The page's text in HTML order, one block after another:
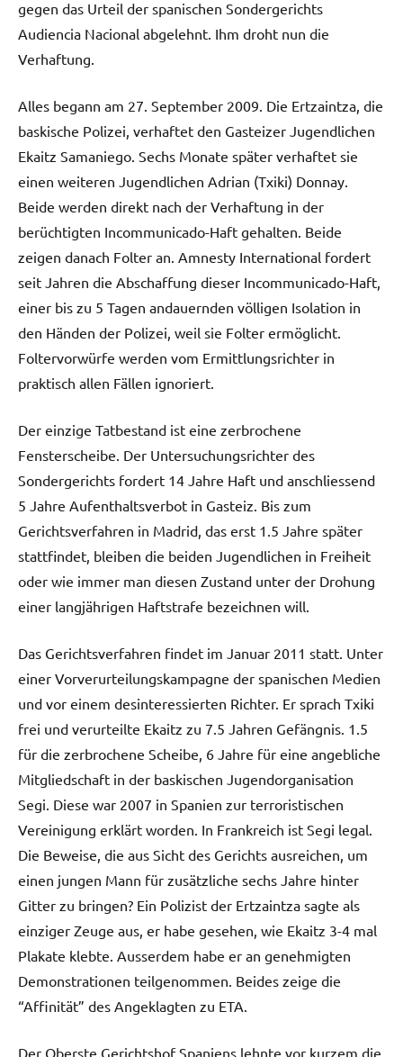
gegen das Urteil der spanischen Sondergerichts
Audiencia Nacional abgelehnt. Ihm droht nun die
Verhaftung.
Alles begann am 27. September 2009. Die Ertzaintza, die
baskische Polizei, verhaftet den Gasteizer Jugendlichen
Ekaitz Samaniego. Sechs Monate später verhaftet sie
einen weiteren Jugendlichen Adrian (Txiki) Donnay.
Beide werden direkt nach der Verhaftung in der
berüchtigten Incommunicado-Haft gehalten. Beide
zeigen danach Folter an. Amnesty International fordert
seit Jahren die Abschaffung dieser Incommunicado-Haft,
einer bis zu 5 Tagen andauernden völligen Isolation in
den Händen der Polizei, weil sie Folter ermöglicht.
Foltervorwürfe werden vom Ermittlungsrichter in
praktisch allen Fällen ignoriert.
Der einzige Tatbestand ist eine zerbrochene
Fensterscheibe. Der Untersuchungsrichter des
Sondergerichts fordert 14 Jahre Haft und anschliessend
5 Jahre Aufenthaltsverbot in Gasteiz. Bis zum
Gerichtsverfahren in Madrid, das erst 1.5 Jahre später
stattfindet, bleiben die beiden Jugendlichen in Freiheit
oder wie immer man diesen Zustand unter der Drohung
einer langjährigen Haftstrafe bezeichnen will.
Das Gerichtsverfahren findet im Januar 2011 statt. Unter
einer Vorverurteilungskampagne der spanischen Medien
und vor einem desinteressierten Richter. Er sprach Txiki
frei und verurteilte Ekaitz zu 7.5 Jahren Gefängnis. 1.5
für die zerbrochene Scheibe, 6 Jahre für eine angebliche
Mitgliedschaft in der baskischen Jugendorganisation
Segi. Diese war 2007 in Spanien zur terroristischen
Vereinigung erklärt worden. In Frankreich ist Segi legal.
Die Beweise, die aus Sicht des Gerichts ausreichen, um
einen jungen Mann für zusätzliche sechs Jahre hinter
Gitter zu bringen? Ein Polizist der Ertzaintza sagte als
einziger Zeuge aus, er habe gesehen, wie Ekaitz 3-4 mal
Plakate klebte. Ausserdem habe er an genehmigten
Demonstrationen teilgenommen. Beides zeige die
“Affinität” des Angeklagten zu ETA.
Der Oberste Gerichtshof Spaniens lehnte vor kurzem die